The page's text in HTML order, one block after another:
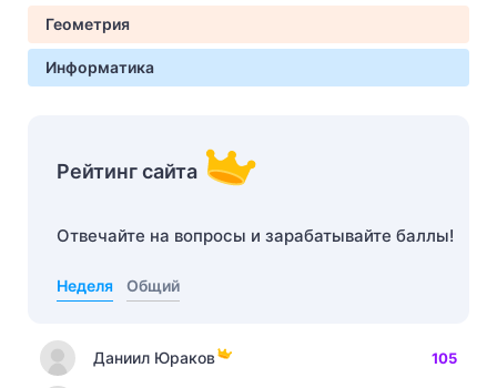
Геометрия
Информатика
Рейтинг сайта
Отвечайте на вопросы и зарабатывайте баллы!
Неделя Общий
Даниил Юраков 105